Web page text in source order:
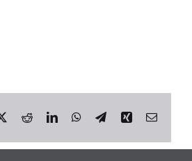
RedditLinkedInWhatsApp
Telegram
Xing E-